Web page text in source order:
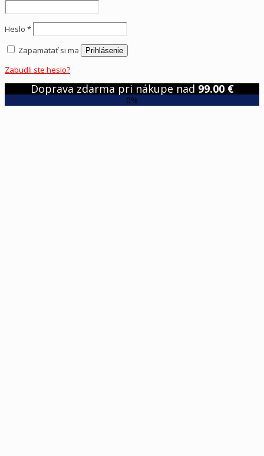
Heslo *
Zapamätať si ma
Prihlásenie
Zabudli ste heslo?
Doprava zdarma pri nákupe nad 99.00 €
0%